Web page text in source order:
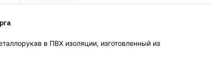
в ПВХ изоляции, изготовленный из